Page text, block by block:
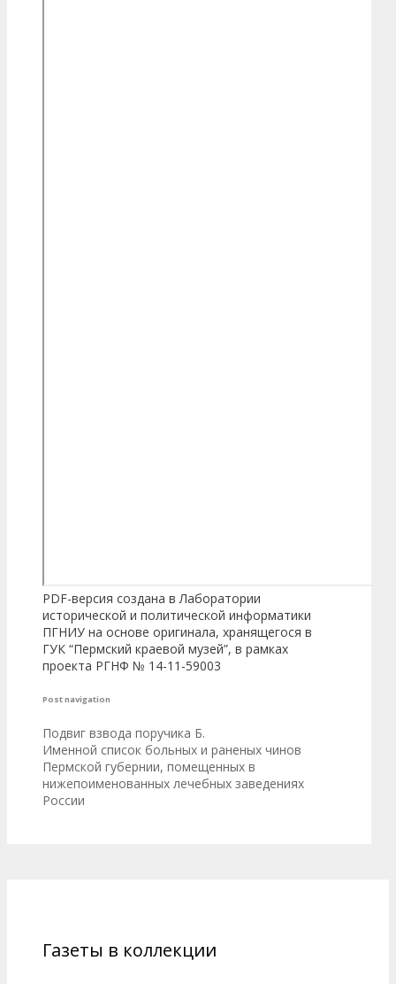
PDF-версия создана в Лаборатории
исторической и политической информатики
ПГНИУ на основе оригинала, хранящегося в
ГУК “Пермский краевой музей”, в рамках
проекта РГНФ № 14-11-59003
Post navigation
Подвиг взвода поручика Б.
Именной список больных и раненых чинов
Пермской губернии, помещенных в
нижепоименованных лечебных заведениях
России
Газеты в коллекции